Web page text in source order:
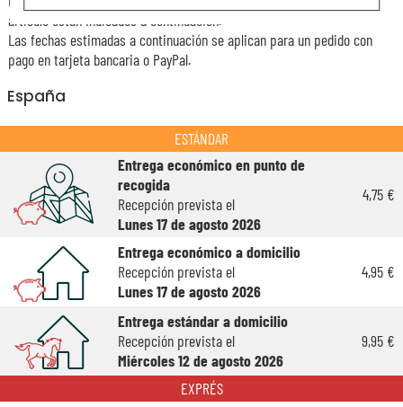
articulo están indicados a continuación.
Las fechas estimadas a continuación se aplican para un pedido con
pago en tarjeta bancaria o PayPal.
España
ESTÁNDAR
Entrega económico en punto de
recogida
Recepción prevista el
Lunes 17 de agosto 2026
4,75 €
Entrega económico a domicilio
Recepción prevista el
Lunes 17 de agosto 2026
4,95 €
Entrega estándar a domicilio
Recepción prevista el
Miércoles 12 de agosto 2026
9,95 €
EXPRÉS